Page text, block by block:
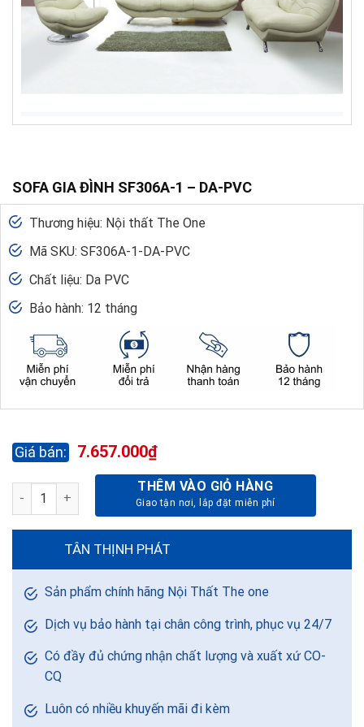
SOFA GIA ĐÌNH SF306A-1 – DA-PVC
Thương hiệu: Nội thất The One
Mã SKU: SF306A-1-DA-PVC
Chất liệu: Da PVC
Bảo hành: 12 tháng
7.657.000₫
SOFA GIA ĐÌNH SF306A-1 - DA-PVC số lượng
THÊM VÀO GIỎ HÀNG
TÂN THỊNH PHÁT
Sản phẩm chính hãng Nội Thất The one
Dịch vụ bảo hành tại chân công trình, phục vụ 24/7
Có đầy đủ chứng nhận chất lượng và xuất xứ CO-
CQ
Luôn có nhiều khuyến mãi đi kèm